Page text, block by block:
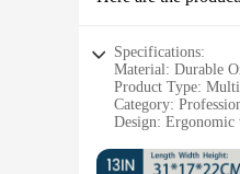
Specifications:
Material: Durable
Product Type:
Category:
Design:
Performance: